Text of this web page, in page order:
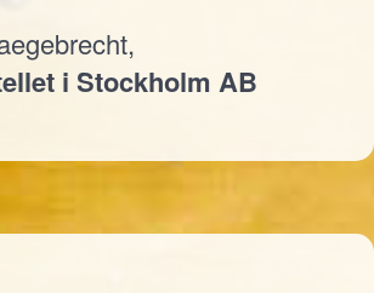
i Stockholm AB